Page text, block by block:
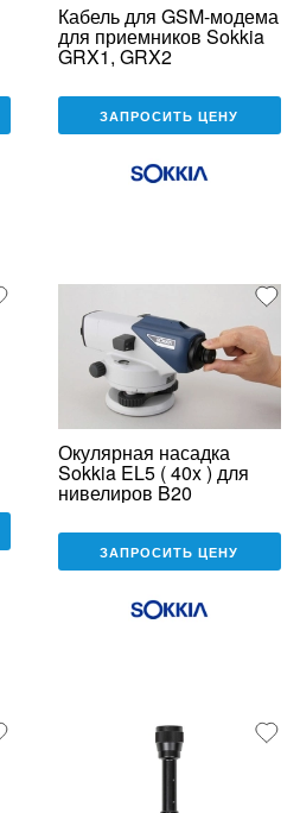
Кабель для GSM-модема
для приемников Sokkia
GRX1, GRX2
ЗАПРОСИТЬ ЦЕНУ
Окулярная насадка
Sokkia EL5 ( 40x ) для
нивелиров B20
ЗАПРОСИТЬ ЦЕНУ